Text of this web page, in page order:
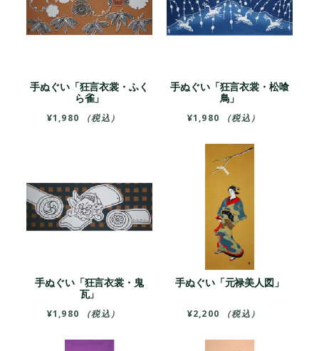
手ぬぐい「狂言衣裳・ふく
ら雀」
¥1,980 （税込）
手ぬぐい「狂言衣裳・松喰
鳥」
¥1,980 （税込）
手ぬぐい「狂言衣裳・鬼
瓦」
¥1,980 （税込）
手ぬぐい「元禄美人図」
¥2,200 （税込）